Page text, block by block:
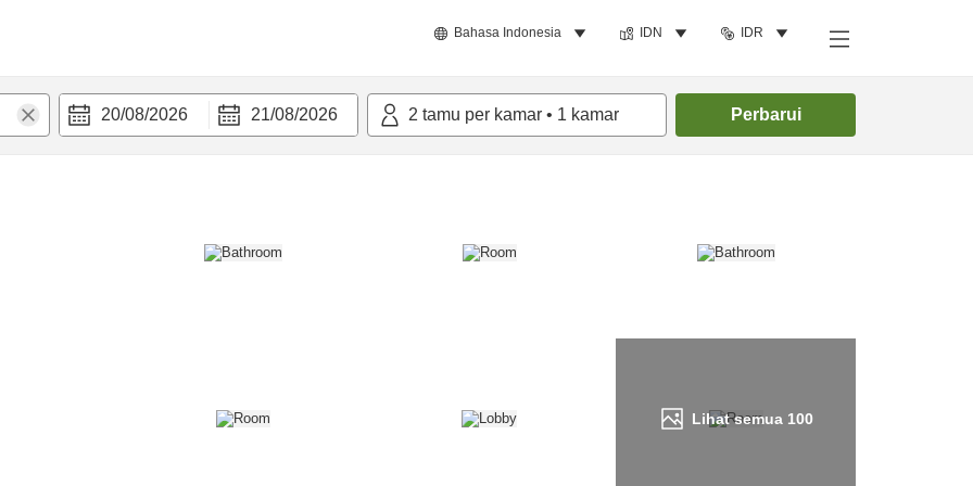
Bahasa Indonesia IDN IDR
20/08/2026 21/08/2026 2 tamu per kamar • 1 kamar Perbarui
Lihat semua 100
Cari kamar